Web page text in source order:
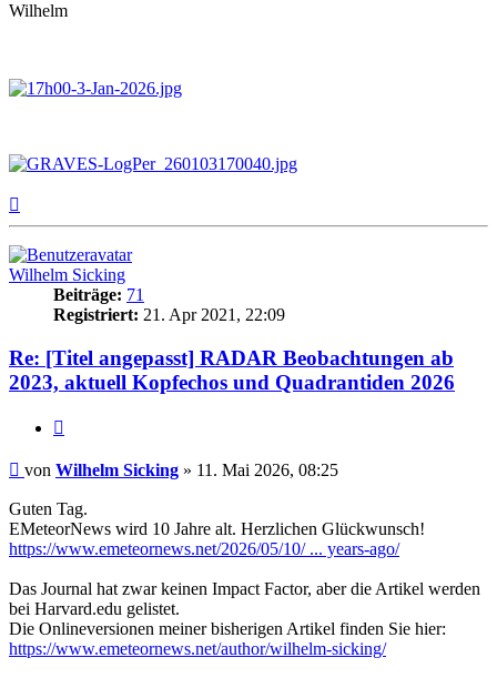
Wilhelm
Wilhelm Sicking
Beiträge: 71
Registriert: 21. Apr 2021, 22:09
Re: [Titel angepasst] RADAR Beobachtungen ab
2023, aktuell Kopfechos und Quadrantiden 2026
Beitrag
von Wilhelm Sicking » 11. Mai 2026, 08:25
Guten Tag.
EMeteorNews wird 10 Jahre alt. Herzlichen Glückwunsch!
https://www.emeteornews.net/2026/05/10/ ... years-ago/
Das Journal hat zwar keinen Impact Factor, aber die Artikel werden
bei Harvard.edu gelistet.
Die Onlineversionen meiner bisherigen Artikel finden Sie hier:
https://www.emeteornews.net/author/wilhelm-sicking/